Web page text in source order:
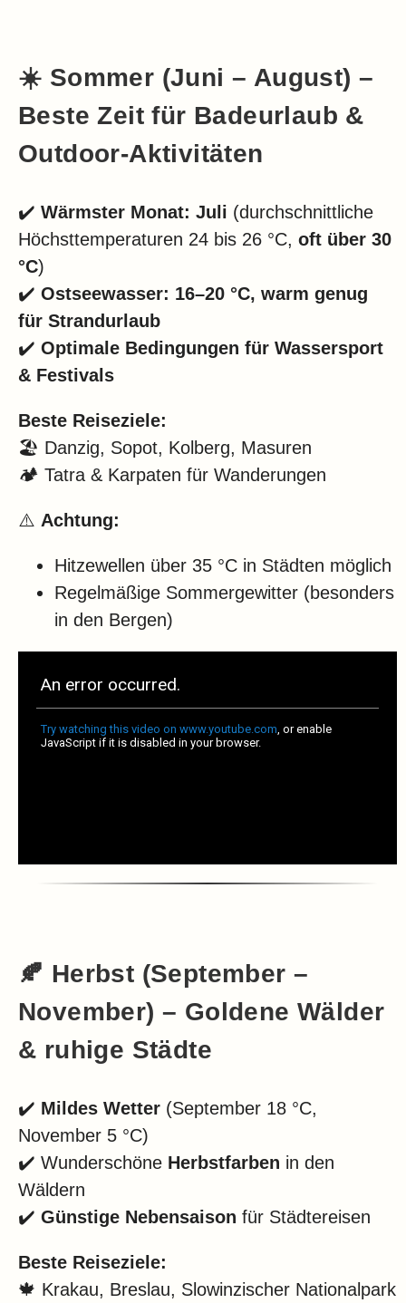
☀️ Sommer (Juni – August) –
Beste Zeit für Badeurlaub &
Outdoor-Aktivitäten
✔️ Wärmster Monat: Juli (durchschnittliche
Höchsttemperaturen 24 bis 26 °C, oft über 30
°C)
✔️ Ostseewasser: 16–20 °C, warm genug
für Strandurlaub
✔️ Optimale Bedingungen für Wassersport
& Festivals
Beste Reiseziele:
🏖 Danzig, Sopot, Kolberg, Masuren
🏕 Tatra & Karpaten für Wanderungen
⚠️ Achtung:
Hitzewellen über 35 °C in Städten möglich
Regelmäßige Sommergewitter (besonders
in den Bergen)
🍂 Herbst (September –
November) – Goldene Wälder
& ruhige Städte
✔️ Mildes Wetter (September 18 °C,
November 5 °C)
✔️ Wunderschöne Herbstfarben in den
Wäldern
✔️ Günstige Nebensaison für Städtereisen
Beste Reiseziele:
🍁 Krakau, Breslau, Slowinzischer Nationalpark